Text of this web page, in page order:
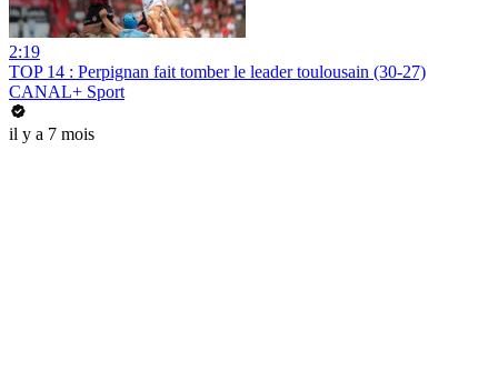
2:19
TOP 14 : Perpignan fait tomber le leader toulousain (30-27)
CANAL+ Sport
il y a 7 mois